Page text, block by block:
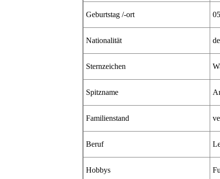
Geburtstag /-ort
Nationalität
Sternzeichen
Spitzname
Familienstand
Beruf
Hobbys